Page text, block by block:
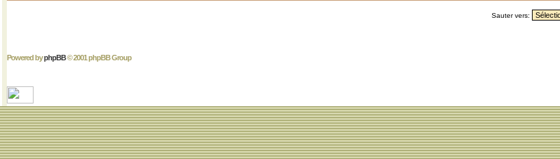
Sauter vers:
Powered byphpBB© 2001 phpBB Group